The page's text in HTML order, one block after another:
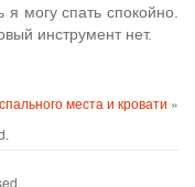
могу спать спокойно.
инструмент нет.
места и кровати »